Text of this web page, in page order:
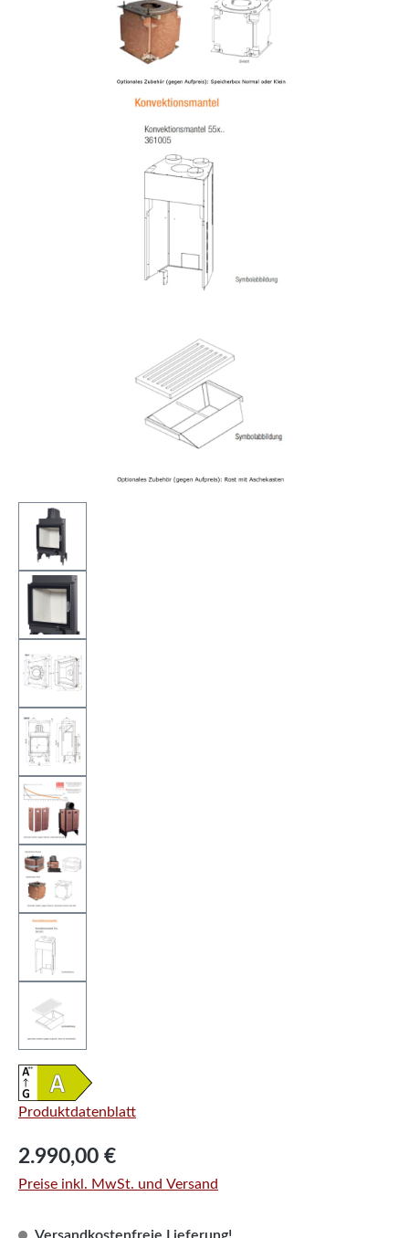
Produktdatenblatt
Regulärer Preis:
2.990,00 €
Preise inkl. MwSt. und Versand